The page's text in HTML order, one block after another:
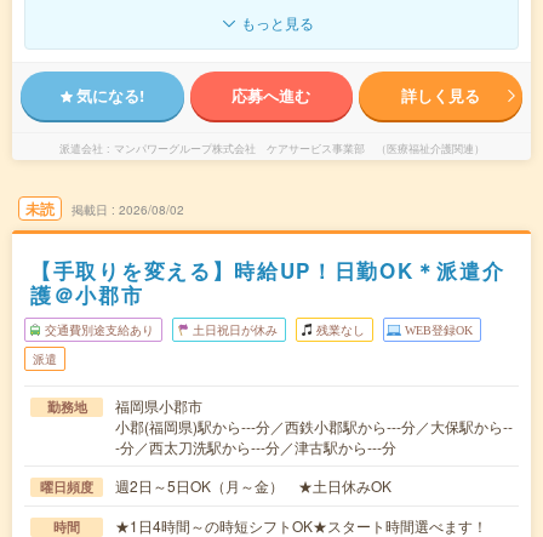
もっと見る
気になる! 応募へ進む 詳しく見る
派遣会社 マンパワーグループ株式会社 ケアサービス事業部 （医療福祉介護関連）
未読 掲載日 2026/08/02
【手取りを変える】時給UP！日勤OK＊派遣介
護＠小郡市
交通費別途支給あり 土日祝日が休み 残業なし WEB登録OK
派遣
勤務地
福岡県小郡市
小郡(福岡県)駅から---分／西鉄小郡駅から---分／大保駅から--
-分／西太刀洗駅から---分／津古駅から---分
曜日頻度 週2日～5日OK（月～金） ★土日休みOK
時間
★1日4時間～の時短シフトOK★スタート時間選べます！